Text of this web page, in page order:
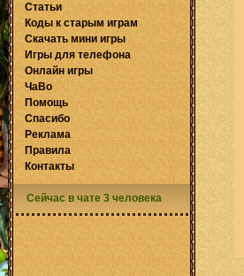
Статьи
Коды к старым играм
Скачать мини игры
Игры для телефона
Онлайн игры
ЧаВо
Помощь
Спасибо
Реклама
Правила
Контакты
Сейчас в чате 3 человека